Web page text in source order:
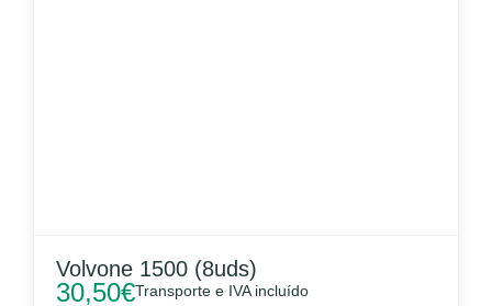
Volvone 1500 (8uds)
30,50€Transporte e IVA incluído